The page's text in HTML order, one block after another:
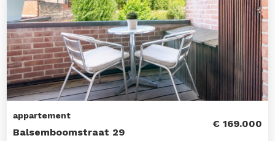
appartement
Balsemboomstraat 29
€ 169.000